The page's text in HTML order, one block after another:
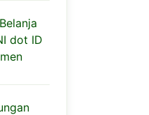
dot ID